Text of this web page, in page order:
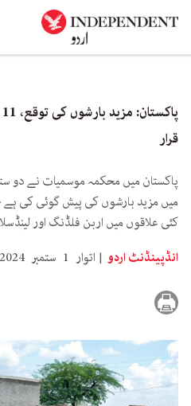
قرار
پاکستان میں محکمہ موسمیات نے دو
میں مزید بارشوں کی پیش گوئی کی
کئی علاقوں میں اربن فلڈنگ اور
انڈپینڈنٹ اردو
اتوار 1 ستمبر 2024 20:00